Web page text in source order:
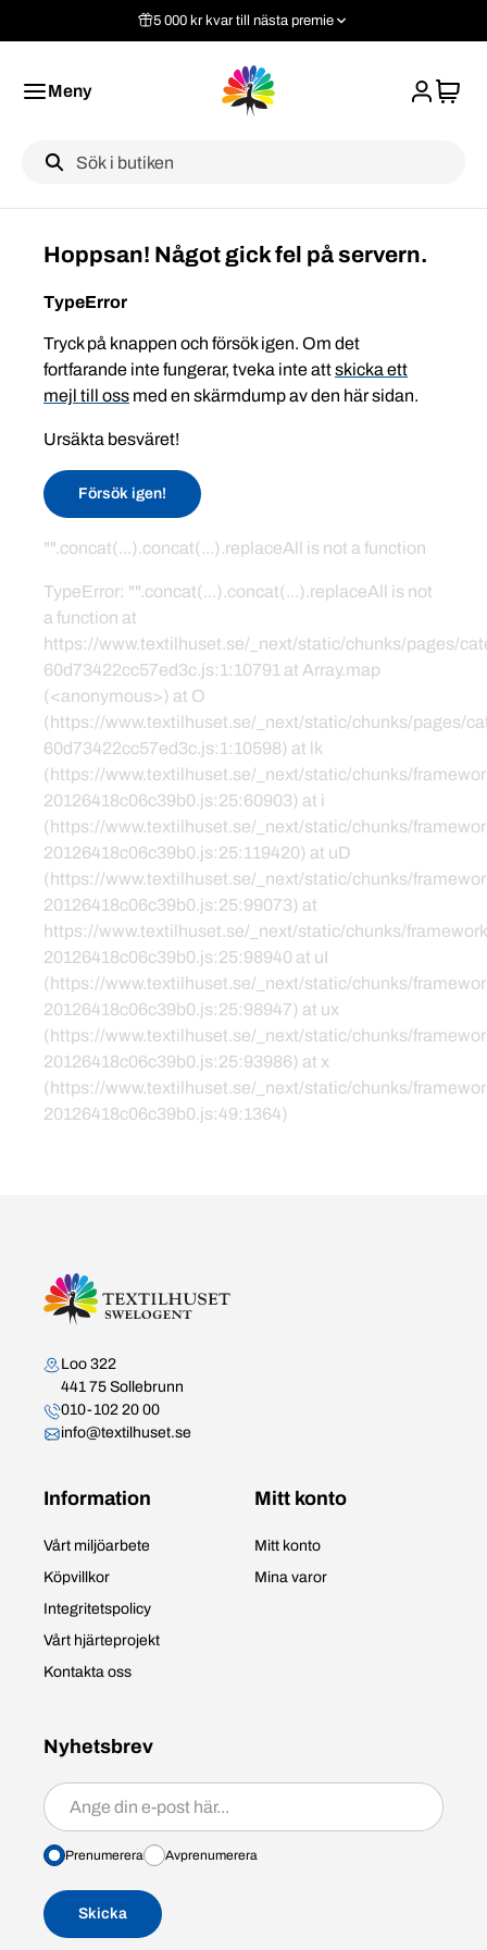
5 000 kr kvar till nästa premie
Meny
Label
Hoppsan! Något gick fel på servern.
TypeError
Tryck på knappen och försök igen. Om det
fortfarande inte fungerar, tveka inte attskicka ett
mejl till oss med en skärmdump av den här sidan.
Ursäkta besväret!
Försök igen!
"".concat(...).concat(...).replaceAll is not a function
TypeError: "".concat(...).concat(...).replaceAll is not
a function at
https://www.textilhuset.se/_next/static/chunks/pages/
60d73422cc57ed3c.js:1:10791 at Array.map
(<anonymous>) at O
(https://www.textilhuset.se/_next/static/chunks/pages/
60d73422cc57ed3c.js:1:10598) at lk
(https://www.textilhuset.se/_next/static/chunks/
20126418c06c39b0.js:25:60903) at i
(https://www.textilhuset.se/_next/static/chunks/
20126418c06c39b0.js:25:119420) at uD
(https://www.textilhuset.se/_next/static/chunks/
20126418c06c39b0.js:25:99073) at
https://www.textilhuset.se/_next/static/chunks/
20126418c06c39b0.js:25:98940 at uI
(https://www.textilhuset.se/_next/static/chunks/
20126418c06c39b0.js:25:98947) at ux
(https://www.textilhuset.se/_next/static/chunks/
20126418c06c39b0.js:25:93986) at x
(https://www.textilhuset.se/_next/static/chunks/
20126418c06c39b0.js:49:1364)
Kontakta oss
Loo 322
441 75 Sollebrunn
010-102 20 00
info@textilhuset.se
Information
Vårt miljöarbete
Köpvillkor
Integritetspolicy
Vårt hjärteprojekt
Kontakta oss
Mitt konto
Mitt konto
Mina varor
Nyhetsbrev
Prenumerera/avprenumerera
Prenumerera Avprenumerera
Skicka